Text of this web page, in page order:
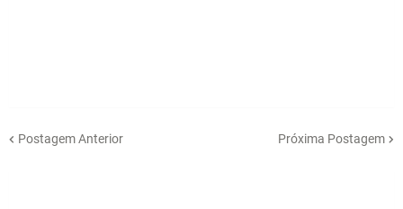
Postagem Anterior Próxima Postagem